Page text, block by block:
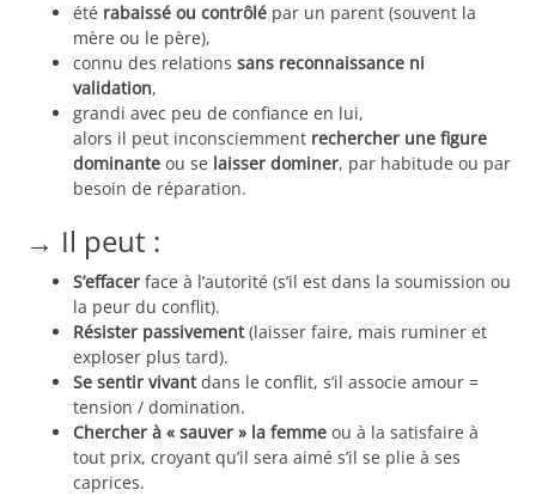
été rabaissé ou contrôlé par un parent (souvent la
mère ou le père),
connu des relations sans reconnaissance ni
validation,
grandi avec peu de confiance en lui,
alors il peut inconsciemment rechercher une figure
dominante ou se laisser dominer, par habitude ou par
besoin de réparation.
→ Il peut :
S’effacer face à l’autorité (s’il est dans la soumission ou
la peur du conflit).
Résister passivement(laisser faire, mais ruminer et
exploser plus tard).
Se sentir vivantdans le conflit, s’il associe amour =
tension / domination.
Chercher à « sauver » la femme ou à la satisfaire à
tout prix, croyant qu’il sera aimé s’il se plie à ses
caprices.